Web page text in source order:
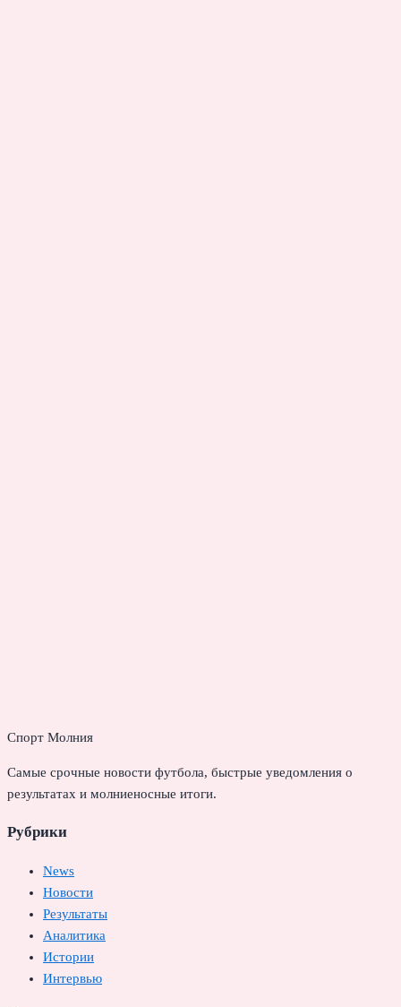
Спорт Молния
Самые срочные новости футбола, быстрые уведомления о
результатах и молниеносные итоги.
Рубрики
News
Новости
Результаты
Аналитика
Истории
Интервью